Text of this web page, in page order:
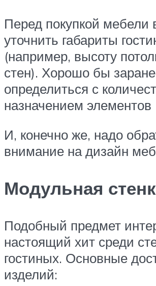
Перед покупкой мебели
уточнить габариты
(например, высоту
стен). Хорошо бы
определиться с
назначением элементов
И, конечно же, надо
внимание на дизайн
Модульная
Подобный предмет
настоящий хит среди
гостиных. Основные
изделий: